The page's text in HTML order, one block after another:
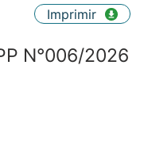
N°006/2026
Imprimir